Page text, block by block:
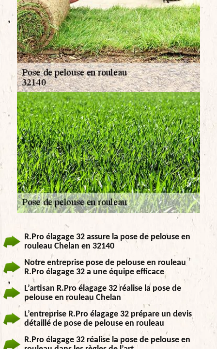
R.Pro élagage 32 assure la pose de pelouse en
rouleau Chelan en 32140
Notre entreprise pose de pelouse en rouleau
R.Pro élagage 32 a une équipe efficace
L’artisan R.Pro élagage 32 réalise la pose de
pelouse en rouleau Chelan
L’entreprise R.Pro élagage 32 prépare un devis
détaillé de pose de pelouse en rouleau
R.Pro élagage 32 réalise la pose de pelouse en